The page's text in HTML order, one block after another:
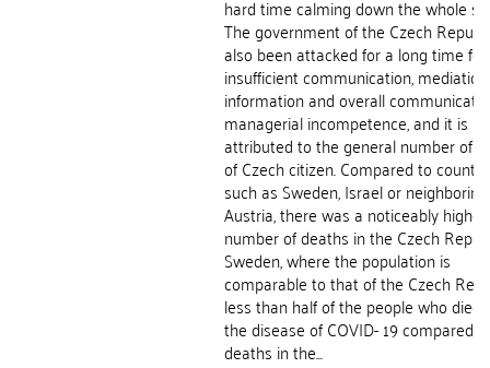
hard time calming down the whole
The government of the Czech
also been attacked for a long time for
insufficient communication,
information and overall
managerial incompetence, and it is
attributed to the general number of
of Czech citizen. Compared to
such as Sweden, Israel or neighboring
Austria, there was a noticeably higher
number of deaths in the Czech
Sweden, where the population is
comparable to that of the Czech
less than half of the people who died
the disease of COVID- 19 compared
deaths in the...